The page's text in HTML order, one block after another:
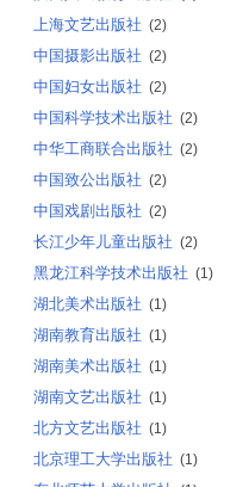
上海文艺出版社 (2)
中国摄影出版社 (2)
中国妇女出版社 (2)
中国科学技术出版社 (2)
中华工商联合出版社 (2)
中国致公出版社 (2)
中国戏剧出版社 (2)
长江少年儿童出版社 (2)
黑龙江科学技术出版社 (1)
湖北美术出版社 (1)
湖南教育出版社 (1)
湖南美术出版社 (1)
湖南文艺出版社 (1)
北方文艺出版社 (1)
北京理工大学出版社 (1)